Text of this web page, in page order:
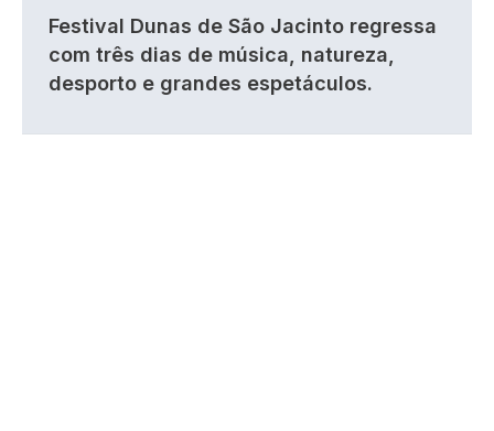
Festival Dunas de São Jacinto regressa
com três dias de música, natureza,
desporto e grandes espetáculos.